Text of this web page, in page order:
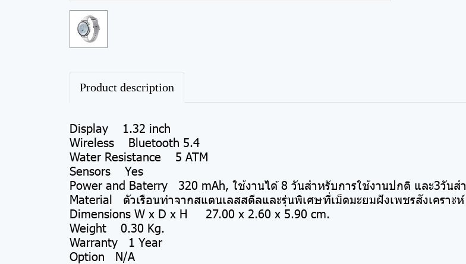
Product description
Display 1.32 inch
Wireless Bluetooth 5.4
Water Resistance 5 ATM
Sensors Yes
Power and Baterry 320 mAh, ใช้งานได้ 8 วันสำหรับการใช้งานปกติ และ3วันส
Material ตัวเรือนทำจากสแตนเลสสตีลและรุ่นพิเศษที่เม็ดมะยมฝังเพชรสังเคราะห์
Dimensions W x D x H 27.00 x 2.60 x 5.90 cm.
Weight 0.30 Kg.
Warranty 1 Year
Option N/A